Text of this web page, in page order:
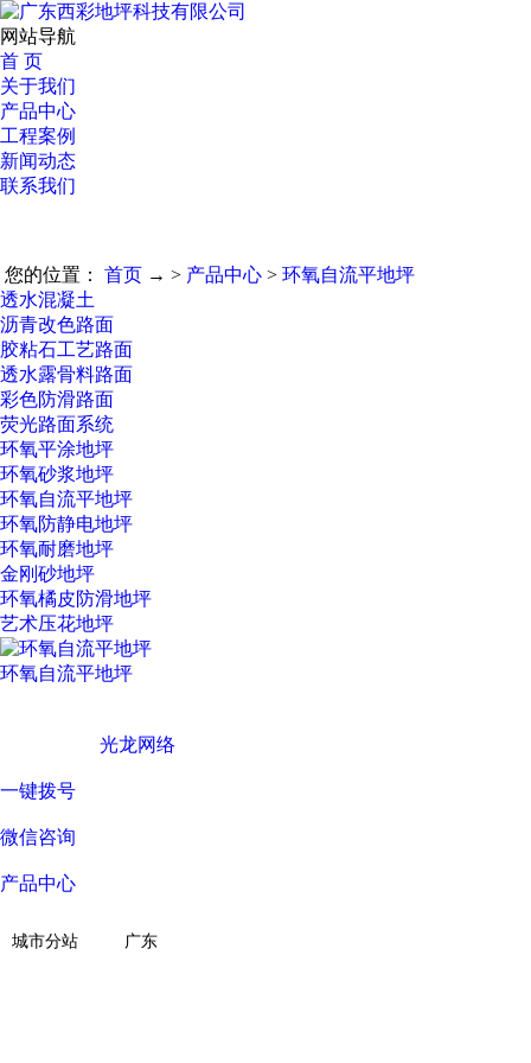
网站导航
首 页
关于我们
产品中心
工程案例
新闻动态
联系我们
您的位置： 首页 → > 产品中心 > 环氧自流平地坪
透水混凝土
沥青改色路面
胶粘石工艺路面
透水露骨料路面
彩色防滑路面
荧光路面系统
环氧平涂地坪
环氧砂浆地坪
环氧自流平地坪
环氧防静电地坪
环氧耐磨地坪
金刚砂地坪
环氧橘皮防滑地坪
艺术压花地坪
环氧自流平地坪
光龙网络
一键拨号
微信咨询
产品中心
关于我们
城市分站 广东